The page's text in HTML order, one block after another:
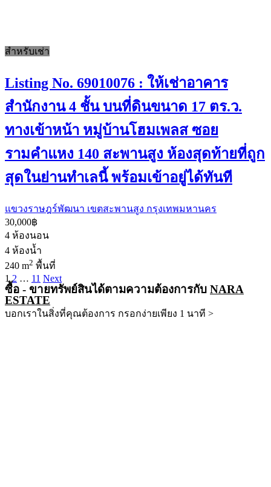
สำหรับเช่า
Listing No. 69010076 : ให้เช่าอาคาร
สำนักงาน 4 ชั้น บนที่ดินขนาด 17 ตร.ว.
ทางเข้าหน้า หมู่บ้านโฮมเพลส ซอย
รามคำแหง 140 สะพานสูง ห้องสุดท้ายที่ถูก
สุดในย่านทำเลนี้ พร้อมเข้าอยู่ได้ทันที
แขวงราษฎร์พัฒนา เขตสะพานสูง กรุงเทพมหานคร
30,000฿
4 ห้องนอน
4 ห้องน้ำ
240 m2 พื้นที่
1 2 … 11 Next
ซื้อ - ขายทรัพย์สินได้ตามความต้องการกับ NARA
ESTATE
บอกเราในสิ่งที่คุณต้องการ กรอกง่ายเพียง 1 นาที >